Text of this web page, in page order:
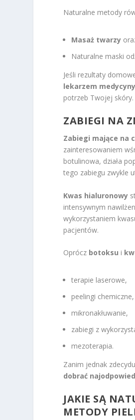
Naturalne metody
Masaż twarzy
Naturalne maski
Jeśli rezultaty
lekarzem
potrzeb Twojej skóry.
ZABIEGI NA
Zabiegi mające na
zainteresowaniem
botulinowa, działa
tego zabiegu zwykle
Kwas hialuronowy
intensywnym
wykorzystaniem
pacjentów.
Oprócz botoksu i
terapie laserowe,
peelingi chemiczne,
mikronakłuwanie,
zabiegi z
mezoterapia.
Zanim jednak
dobrać
JAKIE SĄ
METODY